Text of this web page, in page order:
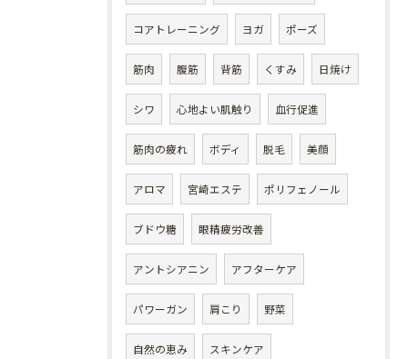
コアトレーニング ヨガ ポーズ
筋肉 腹筋 背筋 くすみ 日焼け
シワ 心地よい肌触り 血行促進
筋肉の疲れ ボディ 脱毛 美顔
アロマ 宮崎エステ ポリフェノール
ブドウ糖 眼精疲労改善
アントシアニン アフターケア
パワーガン 肩こり 野菜
自然の恵み スキンケア